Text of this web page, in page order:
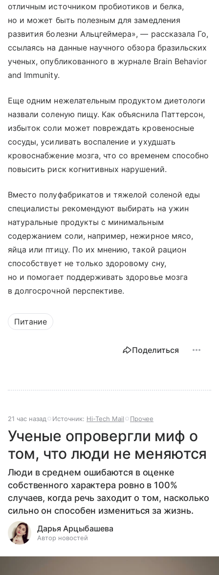
отличным источником пробиотиков и белка,
но и может быть полезным для замедления
развития болезни Альцгеймера», — рассказала Го,
ссылаясь на данные научного обзора бразильских
ученых, опубликованного в журнале Brain Behavior
and Immunity.
Еще одним нежелательным продуктом диетологи
назвали соленую пищу. Как объяснила Паттерсон,
избыток соли может повреждать кровеносные
сосуды, усиливать воспаление и ухудшать
кровоснабжение мозга, что со временем способно
повысить риск когнитивных нарушений.
Вместо полуфабрикатов и тяжелой соленой еды
специалисты рекомендуют выбирать на ужин
натуральные продукты с минимальным
содержанием соли, например, нежирное мясо,
яйца или птицу. По их мнению, такой рацион
способствует не только здоровому сну,
но и помогает поддерживать здоровье мозга
в долгосрочной перспективе.
Питание
Поделиться
21 час назад Источник: Hi-Tech Mail Прочее
Ученые опровергли миф о
том, что люди не меняются
Люди в среднем ошибаются в оценке
собственного характера ровно в 100%
случаев, когда речь заходит о том, насколько
сильно он способен измениться за жизнь.
Дарья Арцыбашева
Автор новостей